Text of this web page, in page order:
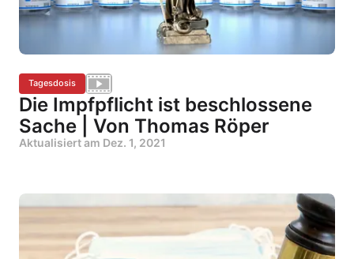
Tagesdosis
Die Impfpflicht ist beschlossene
Sache | Von Thomas Röper
Aktualisiert am Dez. 1, 2021